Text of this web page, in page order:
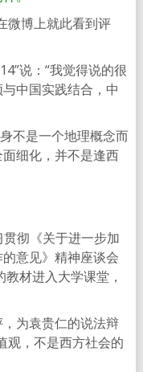
微博上就此看到评
说：“我觉得说的很
中国实践结合，中
不是一个地理概念而
细化，并不是逢西
彻《关于进一步加
意见》精神座谈会
材进入大学课堂，
为袁贵仁的说法辩
观，不是西方社会的